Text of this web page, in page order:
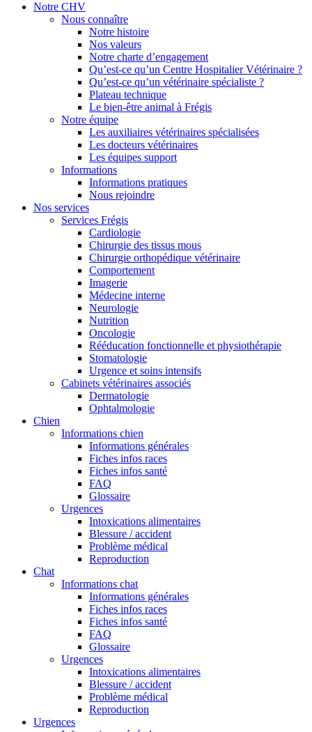
Notre CHV
Nous connaître
Notre histoire
Nos valeurs
Notre charte d’engagement
Qu’est-ce qu’un Centre Hospitalier Vétérinaire ?
Qu’est-ce qu’un vétérinaire spécialiste ?
Plateau technique
Le bien-être animal à Frégis
Notre équipe
Les auxiliaires vétérinaires spécialisées
Les docteurs vétérinaires
Les équipes support
Informations
Informations pratiques
Nous rejoindre
Nos services
Services Frégis
Cardiologie
Chirurgie des tissus mous
Chirurgie orthopédique vétérinaire
Comportement
Imagerie
Médecine interne
Neurologie
Nutrition
Oncologie
Rééducation fonctionnelle et physiothérapie
Stomatologie
Urgence et soins intensifs
Cabinets vétérinaires associés
Dermatologie
Ophtalmologie
Chien
Informations chien
Informations générales
Fiches infos races
Fiches infos santé
FAQ
Glossaire
Urgences
Intoxications alimentaires
Blessure / accident
Problème médical
Reproduction
Chat
Informations chat
Informations générales
Fiches infos races
Fiches infos santé
FAQ
Glossaire
Urgences
Intoxications alimentaires
Blessure / accident
Problème médical
Reproduction
Urgences